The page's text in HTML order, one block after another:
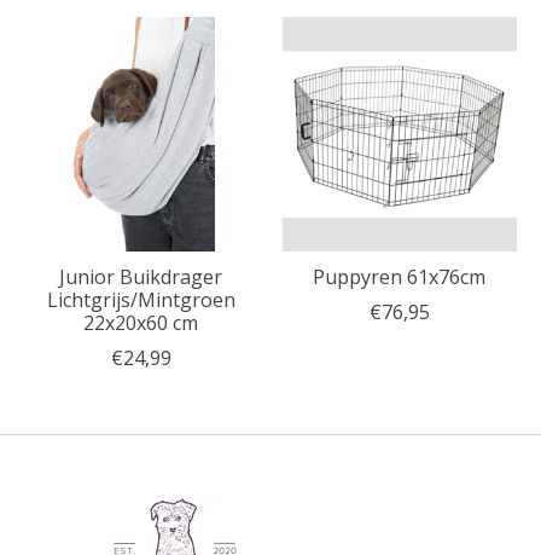
Junior Buikdrager
Lichtgrijs/Mintgroen
22x20x60 cm
€24,99
Puppyren 61x76cm
€76,95